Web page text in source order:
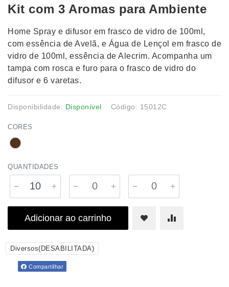
Kit com 3 Aromas para Ambiente
Home Spray e difusor em frasco de vidro de 100ml,
com essência de Avelã, e Água de Lençol em frasco de
vidro de 100ml, essência de Alecrim. Acompanha um
tampa com rosca e furo para o frasco de vidro do
difusor e 6 varetas.
Disponibilidade: Disponível Código: 15012C
CORES
QUANTIDADES
Adicionar ao carrinho
Diversos(DESABILITADA)
Compartilhar